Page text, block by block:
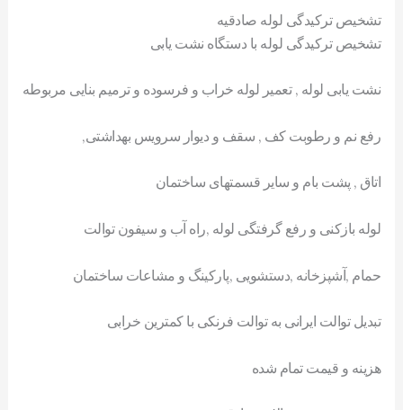
تشخیص ترکیدگی لوله صادقیه
تشخیص ترکیدگی لوله با دستگاه نشت یابی
نشت یابی لوله , تعمیر لوله خراب و فرسوده و ترمیم بنایی مربوطه
رفع نم و رطوبت کف , سقف و دیوار سرویس بهداشتی,
اتاق , پشت بام و سایر قسمتهای ساختمان
لوله بازکنی و رفع گرفتگی لوله ,راه آب و سیفون توالت
حمام ,آشپزخانه ,دستشویی ,پارکینگ و مشاعات ساختمان
تبدیل توالت ایرانی به توالت فرنکی با کمترین خرابی
هزینه و قیمت تمام شده